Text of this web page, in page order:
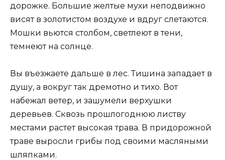
дорожке. Большие желтые мухи неподвижно
висят в золотистом воздухе и вдруг слетаются.
Мошки вьются столбом, светлеют в тени,
темнеют на солнце.
Вы въезжаете дальше в лес. Тишина западает в
душу, а вокруг так дремотно и тихо. Вот
набежал ветер, и зашумели верхушки
деревьев. Сквозь прошлогоднюю листву
местами растет высокая трава. В придорожной
траве выросли грибы под своими масляными
шляпками.